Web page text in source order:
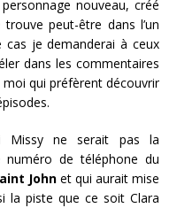
nouveau, créé
peut-être dans l’un
cas je demanderai à ceux
dans les commentaires
qui préfèrent découvrir
Missy ne serait pas la
de téléphone du
Johnet qui aurait mise
la piste que ce soit Clara